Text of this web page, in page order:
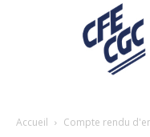
Accueil Compte rendu